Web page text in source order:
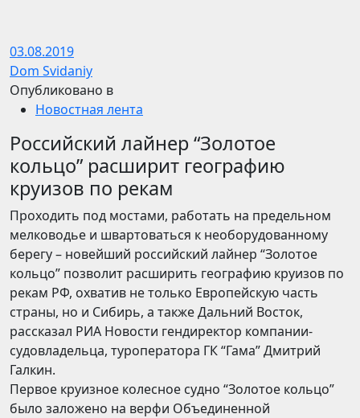
03.08.2019
Dom Svidaniy
Опубликовано в
Новостная лента
Российский лайнер “Золотое
кольцо” расширит географию
круизов по рекам
Проходить под мостами, работать на предельном
мелководье и швартоваться к необорудованному
берегу – новейший российский лайнер “Золотое
кольцо” позволит расширить географию круизов по
рекам РФ, охватив не только Европейскую часть
страны, но и Сибирь, а также Дальний Восток,
рассказал РИА Новости гендиректор компании-
судовладельца, туроператора ГК “Гама” Дмитрий
Галкин.
Первое круизное колесное судно “Золотое кольцо”
было заложено на верфи Объединенной